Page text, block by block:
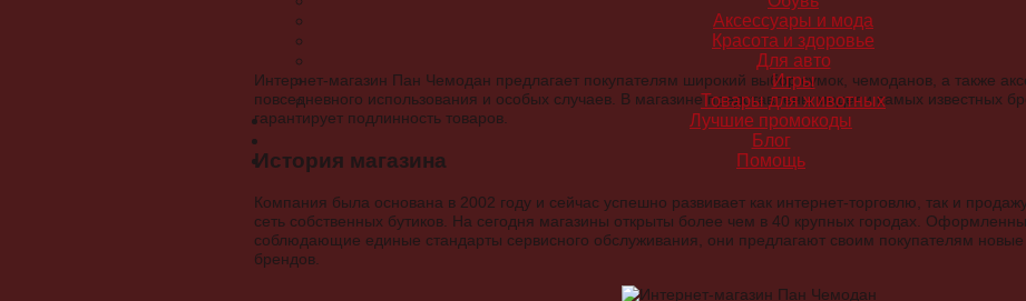
Интернет-магазин Пан Чемодан предлагает покупателям широкий выбор сумок, чемоданов, а также
повседневного использования и особых случаев. В магазине представлены модели самых известных
гарантирует подлинность товаров.
История магазина
Компания была основана в 2002 году и сейчас успешно развивает как интернет-торговлю, так и
сеть собственных бутиков. На сегодня магазины открыты более чем в 40 крупных городах.
соблюдающие единые стандарты сервисного обслуживания, они предлагают своим покупателям новые
брендов.
Аксессуары и мода
Красота и здоровье
Для авто
Игры
Товары для животных
Лучшие промокоды
Блог
Помощь